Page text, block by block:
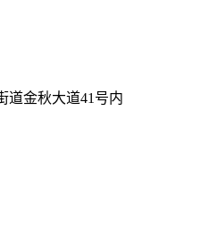
道金秋大道41号内